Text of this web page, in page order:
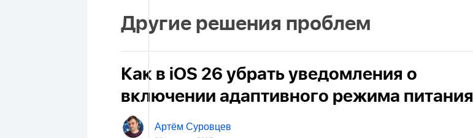
Другие решения проблем
Как в iOS 26 убрать уведомления о
включении адаптивного режима питания
Артём Суровцев